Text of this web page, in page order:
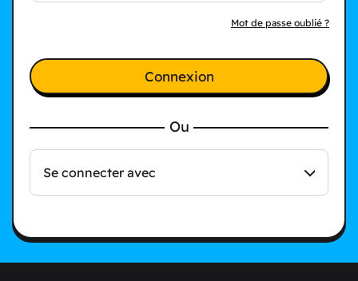
Mot de passe oublié ?
Connexion
Ou
Se connecter avec